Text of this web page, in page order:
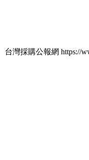
台灣採購公報網 https://